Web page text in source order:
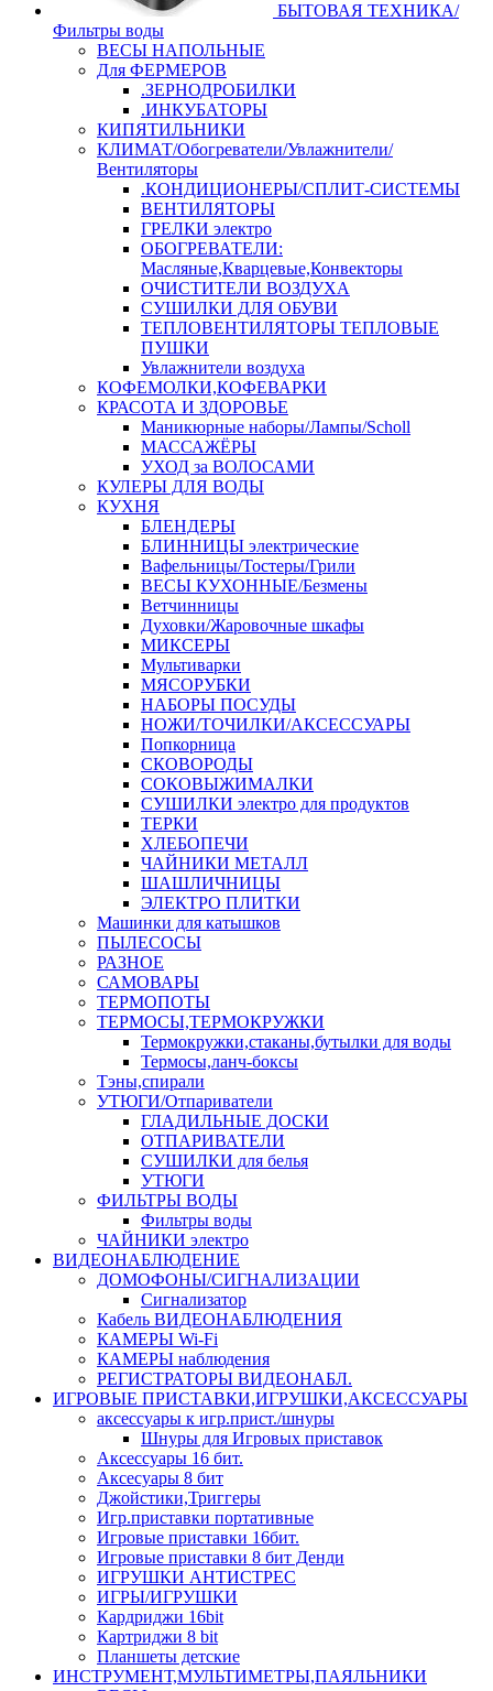
БЫТОВАЯ ТЕХНИКА/
Фильтры воды
ВЕСЫ НАПОЛЬНЫЕ
Для ФЕРМЕРОВ
.ЗЕРНОДРОБИЛКИ
.ИНКУБАТОРЫ
КИПЯТИЛЬНИКИ
КЛИМАТ/Обогреватели/Увлажнители/
Вентиляторы
.КОНДИЦИОНЕРЫ/СПЛИТ-СИСТЕМЫ
ВЕНТИЛЯТОРЫ
ГРЕЛКИ электро
ОБОГРЕВАТЕЛИ:
Масляные,Кварцевые,Конвекторы
ОЧИСТИТЕЛИ ВОЗДУХА
СУШИЛКИ ДЛЯ ОБУВИ
ТЕПЛОВЕНТИЛЯТОРЫ ТЕПЛОВЫЕ
ПУШКИ
Увлажнители воздуха
КОФЕМОЛКИ,КОФЕВАРКИ
КРАСОТА И ЗДОРОВЬЕ
Маникюрные наборы/Лампы/Scholl
МАССАЖЁРЫ
УХОД за ВОЛОСАМИ
КУЛЕРЫ ДЛЯ ВОДЫ
КУХНЯ
БЛЕНДЕРЫ
БЛИННИЦЫ электрические
Вафельницы/Тостеры/Грили
ВЕСЫ КУХОННЫЕ/Безмены
Ветчинницы
Духовки/Жаровочные шкафы
МИКСЕРЫ
Мультиварки
МЯСОРУБКИ
НАБОРЫ ПОСУДЫ
НОЖИ/ТОЧИЛКИ/АКСЕССУАРЫ
Попкорница
СКОВОРОДЫ
СОКОВЫЖИМАЛКИ
СУШИЛКИ электро для продуктов
ТЕРКИ
ХЛЕБОПЕЧИ
ЧАЙНИКИ МЕТАЛЛ
ШАШЛИЧНИЦЫ
ЭЛЕКТРО ПЛИТКИ
Машинки для катышков
ПЫЛЕСОСЫ
РАЗНОЕ
САМОВАРЫ
ТЕРМОПОТЫ
ТЕРМОСЫ,ТЕРМОКРУЖКИ
Термокружки,стаканы,бутылки для воды
Термосы,ланч-боксы
Тэны,спирали
УТЮГИ/Отпариватели
ГЛАДИЛЬНЫЕ ДОСКИ
ОТПАРИВАТЕЛИ
СУШИЛКИ для белья
УТЮГИ
ФИЛЬТРЫ ВОДЫ
Фильтры воды
ЧАЙНИКИ электро
ВИДЕОНАБЛЮДЕНИЕ
ДОМОФОНЫ/СИГНАЛИЗАЦИИ
Сигнализатор
Кабель ВИДЕОНАБЛЮДЕНИЯ
КАМЕРЫ Wi-Fi
КАМЕРЫ наблюдения
РЕГИСТРАТОРЫ ВИДЕОНАБЛ.
ИГРОВЫЕ ПРИСТАВКИ,ИГРУШКИ,АКСЕССУАРЫ
аксесcуары к игр.прист./шнуры
Шнуры для Игровых приставок
Аксессуары 16 бит.
Аксесуары 8 бит
Джойстики,Триггеры
Игр.приставки портативные
Игровые приставки 16бит.
Игровые приставки 8 бит Денди
ИГРУШКИ АНТИСТРЕС
ИГРЫ/ИГРУШКИ
Кардриджи 16bit
Картриджи 8 bit
Планшеты детские
ИНСТРУМЕНТ,МУЛЬТИМЕТРЫ,ПАЯЛЬНИКИ